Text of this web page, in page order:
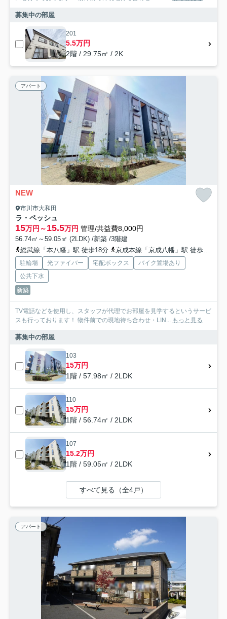
募集中の部屋
201
5.5万円
2階 / 29.75㎡ / 2K
アパート
NEW
市川市大和田
ラ・ペッシュ
15万円～15.5万円 管理/共益費8,000円
56.74㎡～59.05㎡ (2LDK) /新築 /3階建
総武線「本八幡」駅 徒歩18分
京成本線「京成八幡」駅 徒歩23分
駐輪場 光ファイバー 宅配ボックス
バイク置場あり
公共下水
新築
TV電話などを使用し、スタッフが代理でお部屋を見学するというサービ
スも行っております！ 物件前での現地待ち合わせ・LIN... もっと見る
募集中の部屋
103
15万円
1階 / 57.98㎡ / 2LDK
110
15万円
1階 / 56.74㎡ / 2LDK
107
15.2万円
1階 / 59.05㎡ / 2LDK
すべて見る（全4戸）
アパート